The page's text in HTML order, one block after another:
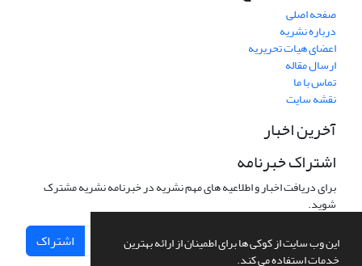
این وب سایت از کوکی ها برای اطمینان از ارائه بهترین
خدمات استفاده می کند.
صفحه اصلی
درباره نشریه
اعضای هیات تحریریه
ارسال مقاله
تماس با ما
نقشه سایت
آخرین اخبار
اشتراک خبرنامه
برای دریافت اخبار و اطلاعیه های مهم نشریه در خبرنامه نشریه مشترک
شوید.
اشتراک